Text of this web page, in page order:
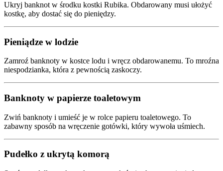
Ukryj banknot w środku kostki Rubika. Obdarowany musi ułożyć
kostkę, aby dostać się do pieniędzy.
Pieniądze w lodzie
Zamroź banknoty w kostce lodu i wręcz obdarowanemu. To mroźna
niespodzianka, która z pewnością zaskoczy.
Banknoty w papierze toaletowym
Zwiń banknoty i umieść je w rolce papieru toaletowego. To
zabawny sposób na wręczenie gotówki, który wywoła uśmiech.
Pudełko z ukrytą komorą